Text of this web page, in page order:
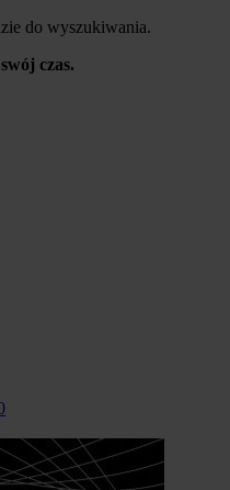
do wyszukiwania.
czas.